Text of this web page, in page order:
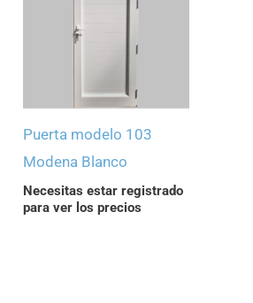
Puerta modelo 103
Modena Blanco
Necesitas estar registrado
para ver los precios